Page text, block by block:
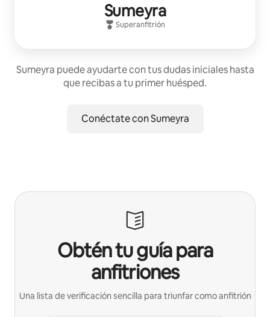
Sumeyra
Superanfitrión
Sumeyra puede ayudarte con tus dudas iniciales hasta
que recibas a tu primer huésped.
Conéctate con Sumeyra
Obtén tu guía para
anfitriones
Una lista de verificación sencilla para triunfar como anfitrión